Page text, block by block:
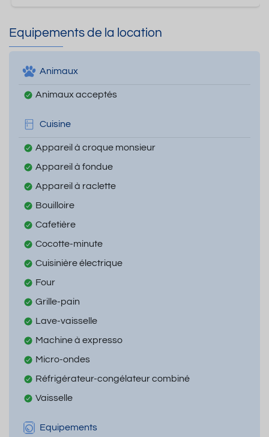
Equipements de la location
Animaux
Animaux acceptés
Cuisine
Appareil à croque monsieur
Appareil à fondue
Appareil à raclette
Bouilloire
Cafetière
Cocotte-minute
Cuisinière électrique
Four
Grille-pain
Lave-vaisselle
Machine à expresso
Micro-ondes
Réfrigérateur-congélateur combiné
Vaisselle
Equipements